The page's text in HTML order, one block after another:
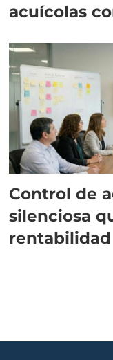
acuícolas
Control de
silenciosa
rentabilidad